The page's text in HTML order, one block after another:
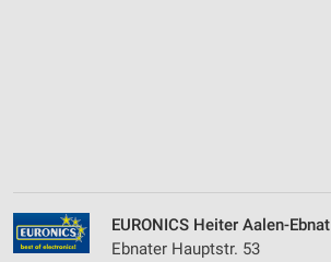
EURONICS Heiter Aalen-Ebnat
Ebnater Hauptstr. 53